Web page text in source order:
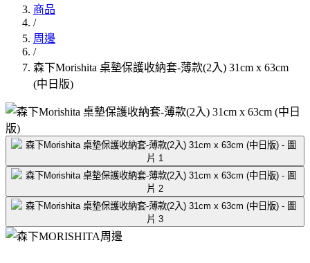
商品
/
周邊
/
森下Morishita 桌墊保護收納套-薄款(2入) 31cm x 63cm
(中日版)
周邊